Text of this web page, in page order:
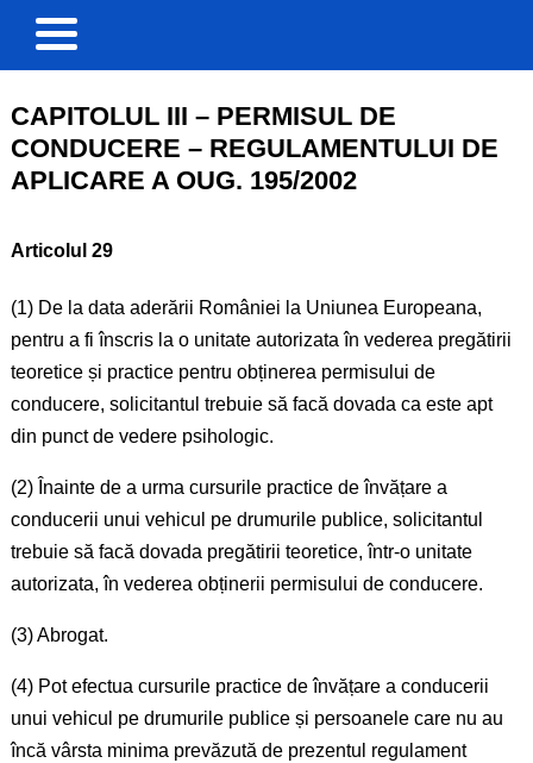
CAPITOLUL III – PERMISUL DE
CONDUCERE – REGULAMENTULUI DE
APLICARE A OUG. 195/2002
Articolul 29
(1) De la data aderării României la Uniunea Europeana,
pentru a fi înscris la o unitate autorizata în vederea pregătirii
teoretice și practice pentru obținerea permisului de
conducere, solicitantul trebuie să facă dovada ca este apt
din punct de vedere psihologic.
(2) Înainte de a urma cursurile practice de învățare a
conducerii unui vehicul pe drumurile publice, solicitantul
trebuie să facă dovada pregătirii teoretice, într-o unitate
autorizata, în vederea obținerii permisului de conducere.
(3) Abrogat.
(4) Pot efectua cursurile practice de învățare a conducerii
unui vehicul pe drumurile publice și persoanele care nu au
încă vârsta minima prevăzută de prezentul regulament